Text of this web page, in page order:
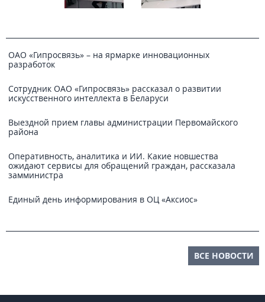
ОАО «Гипросвязь» – на ярмарке инновационных
разработок
Сотрудник ОАО «Гипросвязь» рассказал о развитии
искусственного интеллекта в Беларуси
Выездной прием главы администрации Первомайского
района
Оперативность, аналитика и ИИ. Какие новшества
ожидают сервисы для обращений граждан, рассказала
замминистра
Единый день информирования в ОЦ «Аксиос»
ВСЕ НОВОСТИ